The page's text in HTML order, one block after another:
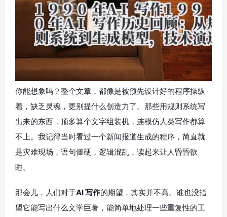
你能想象吗？整个文章，都像是被预先设计好的程序操纵
着，缺乏灵魂，更别提什么创造力了。那些用规则系统写
出来的东西，顶多算个文字组装机，连模仿人类写作都算
不上。我记得当时看过一个新闻报道生成的程序，简直就
是灾难现场，语句僵硬，逻辑混乱，读起来让人昏昏欲
睡。
那会儿，人们对于AI 写作的期望，其实并不高。谁也没指
望它能写出什么文学巨著，能简单地处理一些重复性的工